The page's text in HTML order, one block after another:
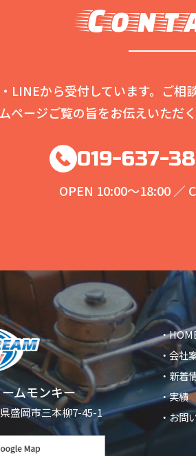
LINEから受付しています。ご相
ページご覧の旨をお伝えいただく
019-637-
OPEN 10:00～18:00 ／
ムモンキー
盛岡市三本柳7-45-1
・
・会社
・新着
・実績
・お問